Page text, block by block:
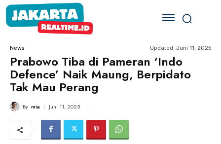
News Updated: Juni 11, 2025
Prabowo Tiba di Pameran ‘Indo
Defence’ Naik Maung, Berpidato
Tak Mau Perang
By mia Juni 11, 2025